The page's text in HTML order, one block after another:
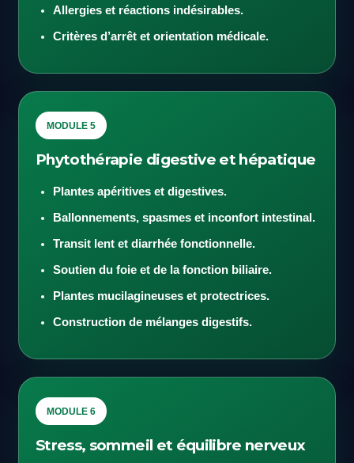
Allergies et réactions indésirables.
Critères d’arrêt et orientation médicale.
MODULE 5
Phytothérapie digestive et hépatique
Plantes apéritives et digestives.
Ballonnements, spasmes et inconfort intestinal.
Transit lent et diarrhée fonctionnelle.
Soutien du foie et de la fonction biliaire.
Plantes mucilagineuses et protectrices.
Construction de mélanges digestifs.
MODULE 6
Stress, sommeil et équilibre nerveux